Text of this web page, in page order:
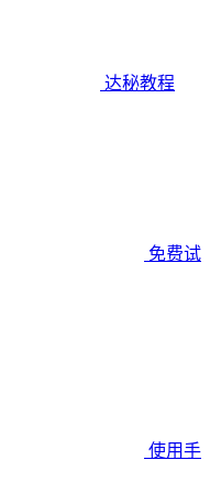
达秘教程
免费试
使用手